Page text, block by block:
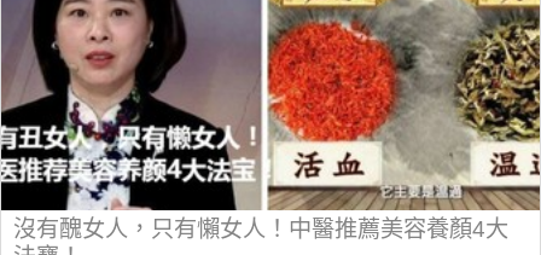
沒有醜女人，只有懶女人！中醫推薦美容養顏4大